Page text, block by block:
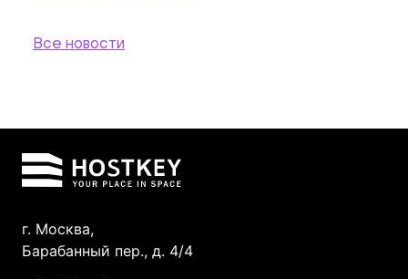
Все новости
г. Москва,
Барабанный пер., д. 4/4